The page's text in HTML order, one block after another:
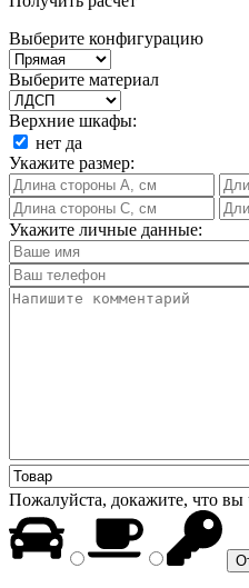
Выберите конфигурацию
Выберите материал
Верхние шкафы:
нет да
Укажите размер:
Укажите личные данные:
Пожалуйста, докажите, что вы